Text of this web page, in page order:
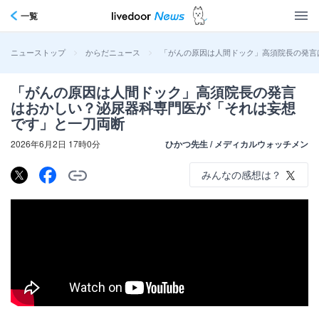
一覧
ニューストップ > からだニュース > 「がんの原因は人間ドック」高須院長の発
「がんの原因は人間ドック」高須院長の発言
はおかしい？泌尿器科専門医が「それは妄想
です」と一刀両断
2026年6月2日 17時0分 ひかつ先生 / メディカルウォッチメン
みんなの感想は？